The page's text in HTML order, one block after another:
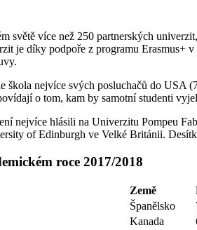
světě více než 250 partnerských
je díky podpoře z programu
škola nejvíce svých posluchačů do USA
o tom, kam by samotní studenti
nejvíce hlásili na Univerzitu Pompeu
of Edinburgh ve Velké Británii.
roce 2017/2018
Země
Španělsko
Kanada